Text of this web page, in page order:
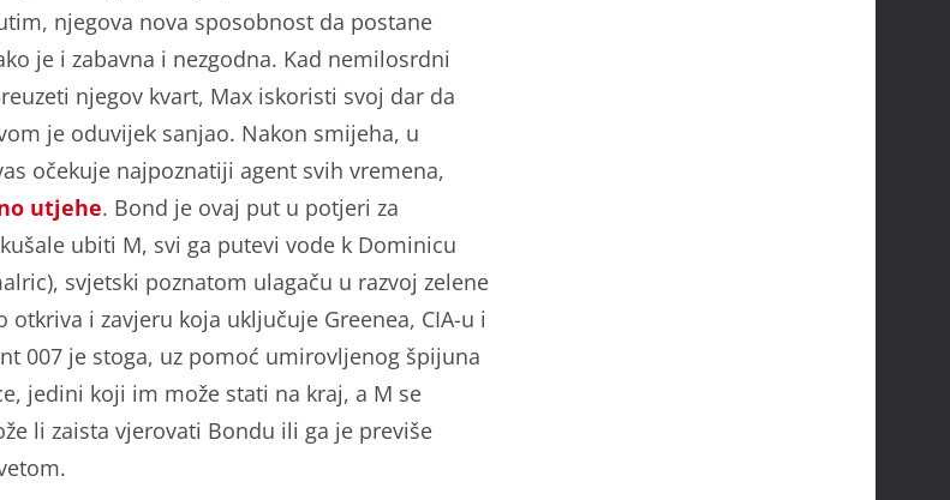
njegova nova sposobnost da postane
je i zabavna i nezgodna. Kad nemilosrdni
njegov kvart, Max iskoristi svoj dar da
je oduvijek sanjao. Nakon smijeha, u
očekuje najpoznatiji agent svih vremena,
utjehe. Bond je ovaj put u potjeri za
ubiti M, svi ga putevi vode k Dominicu
svjetski poznatom ulagaču u razvoj zelene
i zavjeru koja uključuje Greenea, CIA-u i
007 je stoga, uz pomoć umirovljenog špijuna
jedini koji im može stati na kraj, a M se
li zaista vjerovati Bondu ili ga je previše